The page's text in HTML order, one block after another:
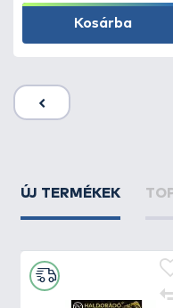
Kosárba
ÚJ TERMÉKEK